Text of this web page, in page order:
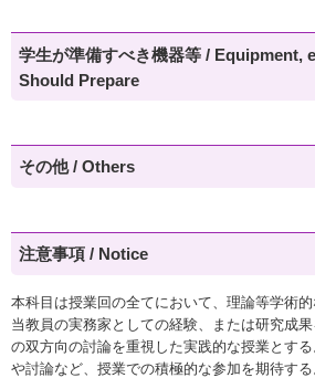
学生が準備すべき機器等 / Equipment,
Should Prepare
その他 / Others
注意事項 / Notice
本科目は授業回の全てにおいて、理論等学術
当教員の実務家としての経験、または研究成
の双方向の討論を重視した実践的な授業とす
や討論など、授業での積極的な参加を期待する